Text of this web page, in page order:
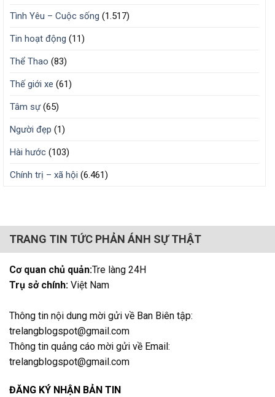
Tình Yêu – Cuộc sống (1.517)
Tin hoạt động (11)
Thể Thao (83)
Thế giới xe (61)
Tâm sự(65)
Người đẹp (1)
Hài hước (103)
Chính trị – xã hội (6.461)
TRANG TIN TỨC PHẢN ÁNH SỰ THẬT
Cơ quan chủ quản:Tre làng 24H
Trụ sở chính: Việt Nam
Thông tin nội dung mời gửi về Ban Biên tập:
trelangblogspot@gmail.com
Thông tin quảng cáo mời gửi về Email:
trelangblogspot@gmail.com
ĐĂNG KÝ NHẬN BẢN TIN